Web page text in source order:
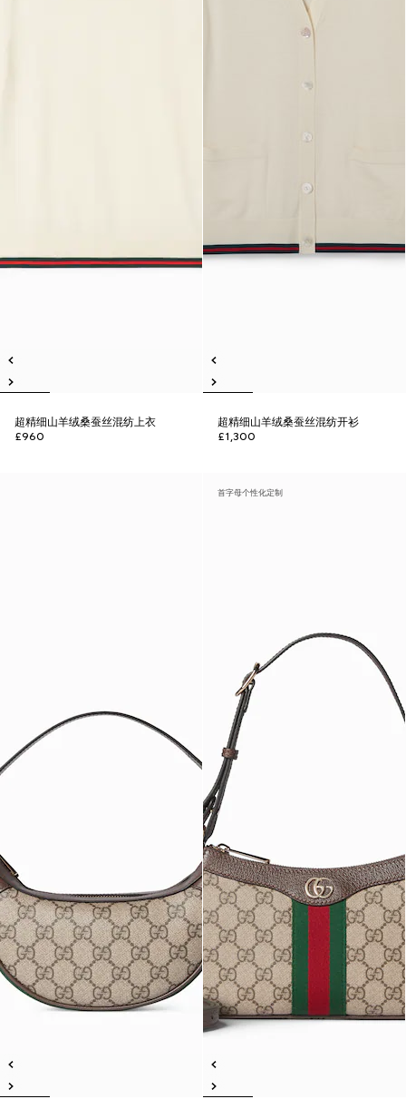
超精细山羊绒桑蚕丝混纺上衣
£960
超精细山羊绒桑蚕丝混纺开衫
£1,300
首字母个性化定制